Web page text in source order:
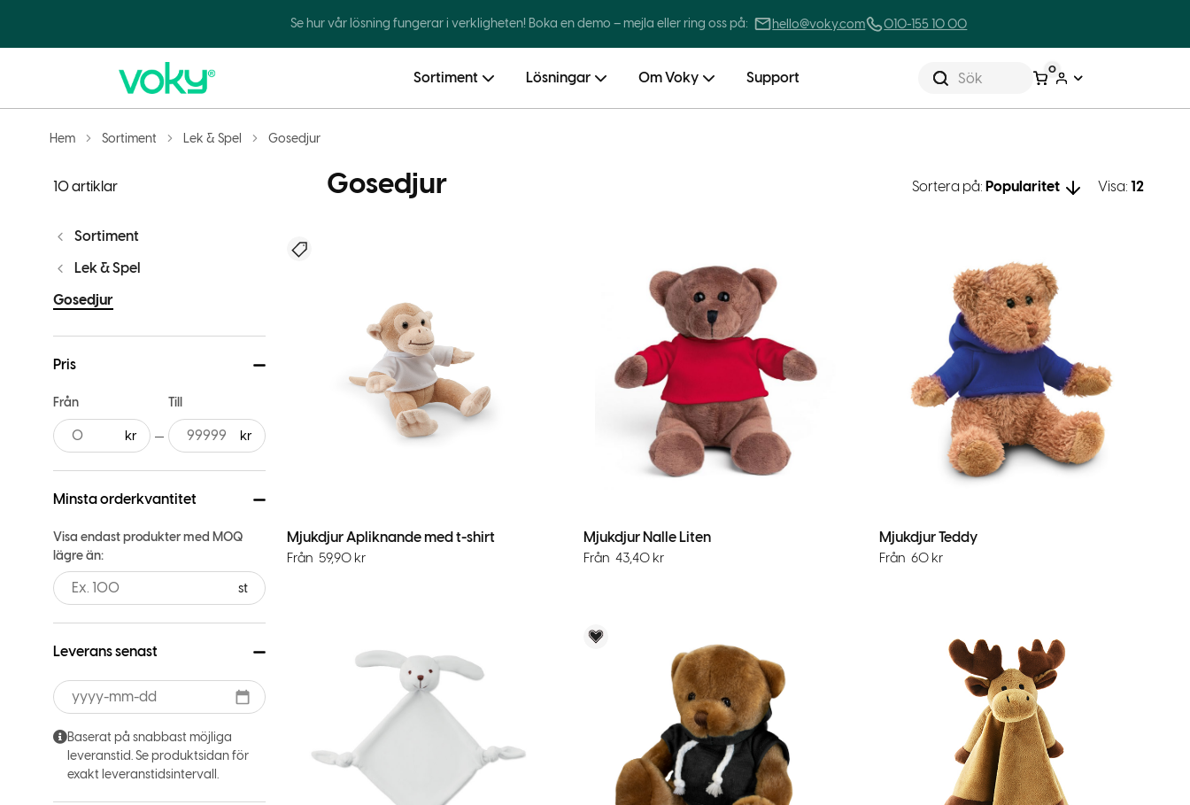
Se hur vår lösning fungerar i verkligheten! Boka en demo – mejla eller ring oss på: hello@voky.com 010-155 10 00
Sök 0
Sortiment Lösningar Om Voky Support
Hem Sortiment Lek & Spel Gosedjur
10 artiklar Gosedjur Sortera på: Popularitet Visa: 12
Sortiment
Lek & Spel
Gosedjur
Pris
Från Till
Minsta orderkvantitet
Visa endast produkter med MOQ
lägre än:
st
Leverans senast
Baserat på snabbast möjliga
leveranstid. Se produktsidan för
exakt leveranstidsintervall.
Mjukdjur Apliknande med t-shirt
Från 59,90 kr
Mjukdjur Nalle Liten
Från 43,40 kr
Mjukdjur Teddy
Från60 kr